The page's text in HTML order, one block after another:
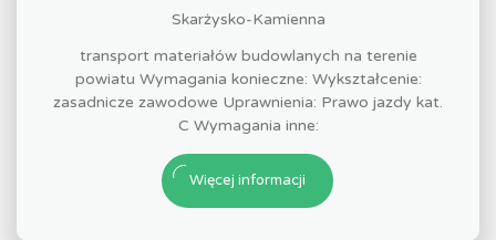
Skarżysko-Kamienna
transport materiałów budowlanych na terenie
powiatu Wymagania konieczne: Wykształcenie:
zasadnicze zawodowe Uprawnienia: Prawo jazdy kat.
C Wymagania inne:
Więcej informacji